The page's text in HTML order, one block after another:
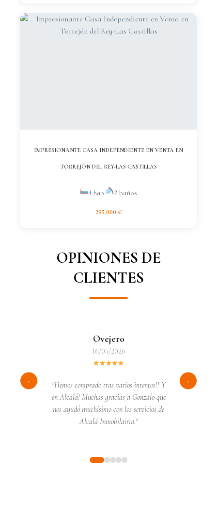
IMPRESIONANTE CASA INDEPENDIENTE EN VENTA EN
TORREJÓN DEL REY-LAS CASTILLAS
4 hab. 2 baños
295.000 €
OPINIONES DE
CLIENTES
‹
Ovejero
16/05/2026
"Hemos comprado tras varios intentos!! Y
en Alcalá! Muchas gracias a Gonzalo que
nos ayudó muchísimo con los servicios de
Alcalá Inmobilairia."
›